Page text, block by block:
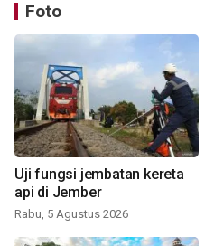
Foto
Uji fungsi jembatan kereta
api di Jember
Rabu, 5 Agustus 2026